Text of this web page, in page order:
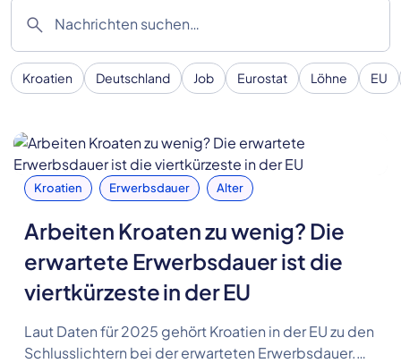
search
Kroatien Deutschland Job Eurostat Löhne EU
Kroatien Erwerbsdauer Alter
Arbeiten Kroaten zu wenig? Die
erwartete Erwerbsdauer ist die
viertkürzeste in der EU
Laut Daten für 2025 gehört Kroatien in der EU zu den
Schlusslichtern bei der erwarteten Erwerbsdauer.